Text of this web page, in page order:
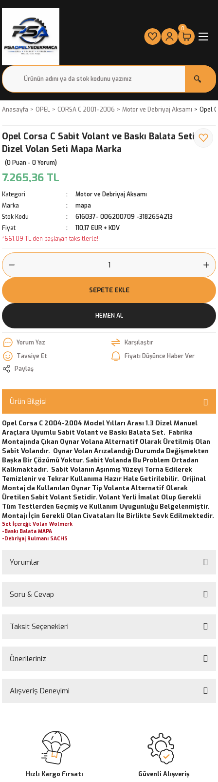
0
Anasayfa OPEL CORSA C 2001-2006 Motor ve Debriyaj Aksamı Opel
Opel Corsa C Sabit Volant ve Baskı Balata Seti 1.3
Dizel Volan Seti Mapa Marka
(0 Puan - 0 Yorum)
7.265,36 TL
Kategori
Motor ve Debriyaj Aksamı
Marka
mapa
Stok Kodu
616037- 006200709 -3182654213
Fiyat
110,17 EUR + KDV
*661,09 TL den başlayan taksitlerle!!
SEPETE EKLE
HEMEN AL
Yorum Yaz
Karşılaştır
Tavsiye Et
Fiyatı Düşünce Haber Ver
Paylaş
Ürün Bilgisi
Opel Corsa C 2004-2004 Model Yılları Arası 1.3 Dizel Manuel
Araçlara Uyumlu Sabit Volant ve Baskı Balata Set. Fabrika
Montajında Çıkan Oynar Volana Alternatif Olarak Üretilmiş Olan
Sabit Volandır. Oynar Volan Arızalandığı Durumda Değişmekten
Başka Bir Çözümü Yoktur. Sabit Volanda Bu Problem Ortadan
Kalkmaktadır. Sabit Volanın Aşınmış Yüzeyi Torna Edilerek
Temizlenir ve Tekrar Kullanıma Hazır Hale Getirilebilir. Orijinal
Montaj da Kullanılan Oynar Tip Volanta Alternatif Olarak
Üretilen Sabit Volant Setidir. Volant Yerli İmalat Olup Gerekli
Tüm Testlerden Geçmiş ve Kullanım Uyugunluğu Belgelenmiştir.
Montajı İçin Gerekli Olan Civataları İle Birlikte Sevk Edilmektedir.
Set İçereği: Volan Wolmerk
-Baskı Balata MAPA
-Debriyaj Rulmanı SACHS
Yorumlar
Soru & Cevap
Ürün hakkında henüz soru sorulmamış.
Taksit Seçenekleri
Önerileriniz
yetersiz gördüğünüz noktaları öneri formunu kullanarak tarafımıza
Ürün resmi kalitesiz, bozuk veya görüntülenemiyor.
Ürün açıklamasında eksik bilgiler bulunuyor.
Ürün bilgilerinde hatalar bulunuyor.
Ürün fiyatı diğer sitelerden daha pahalı.
Alışveriş Deneyimi
Hızlı Kargo Fırsatı Güvenli Alışveriş